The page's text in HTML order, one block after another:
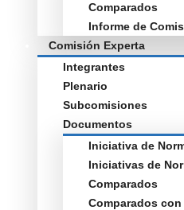
Comparados
Informe de
Comisión Experta
Integrantes
Plenario
Subcomisiones
Documentos
Iniciativa de
Iniciativas de
Comparados
Comparados